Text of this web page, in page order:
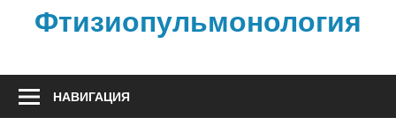
Фтизиопульмонология
НАВИГАЦИЯ